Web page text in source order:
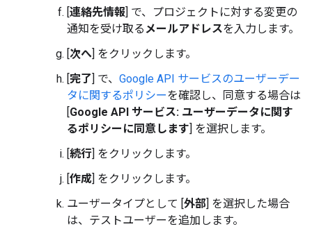
[連絡先情報] で、プロジェクトに対する変更の
通知を受け取るメールアドレスを入力します。
[次へ] をクリックします。
[完了] で、 Google API サービスのユーザーデー
タに関するポリシーを確認し、同意する場合は
[Google API サービス: ユーザーデータに関す
るポリシーに同意します] を選択します。
[続行] をクリックします。
[作成] をクリックします。
ユーザータイプとして [外部] を選択した場合
は、テストユーザーを追加します。